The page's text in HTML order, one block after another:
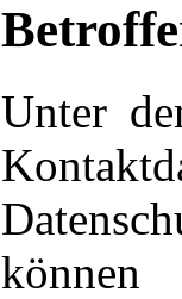
Unter
können